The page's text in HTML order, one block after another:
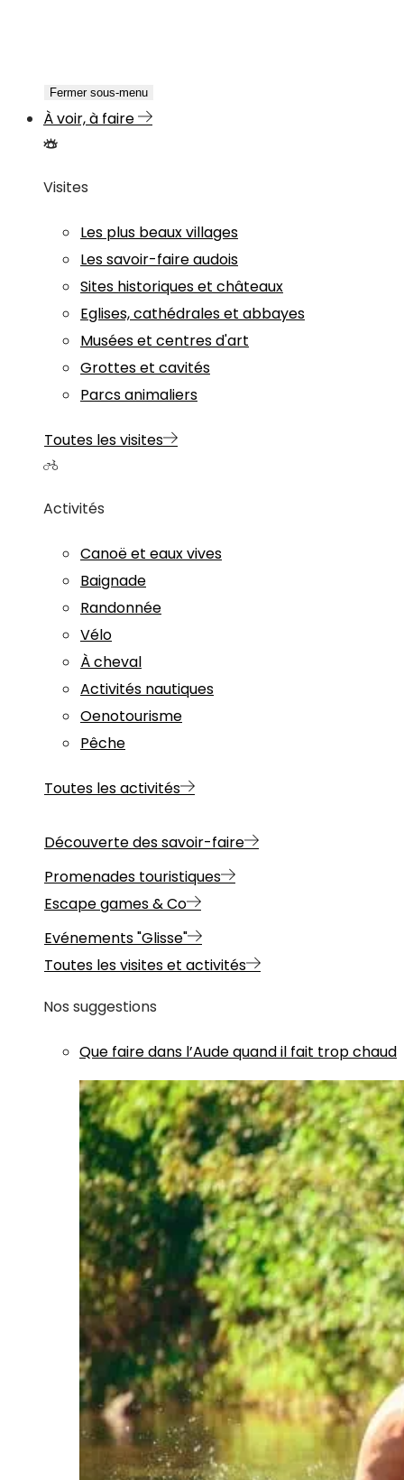
Fermer sous-menu
À voir, à faire
Visites
Les plus beaux villages
Les savoir-faire audois
Sites historiques et châteaux
Eglises, cathédrales et abbayes
Musées et centres d'art
Grottes et cavités
Parcs animaliers
Toutes les visites
Activités
Canoë et eaux vives
Baignade
Randonnée
Vélo
À cheval
Activités nautiques
Oenotourisme
Pêche
Toutes les activités
Découverte des savoir-faire
Promenades touristiques
Escape games & Co
Evénements "Glisse"
Toutes les visites et activités
Nos suggestions
Que faire dans l’Aude quand il fait trop chaud